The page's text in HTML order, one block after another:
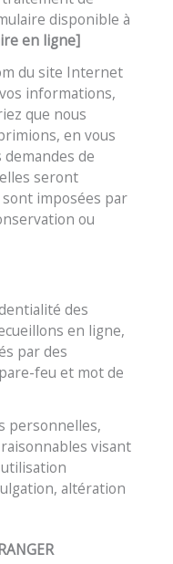
disponible à
en ligne]
du site Internet
informations,
que nous
en vous
de
seront
imposées par
ou
des
en ligne,
par des
feu et mot de
personnelles,
visant
altération